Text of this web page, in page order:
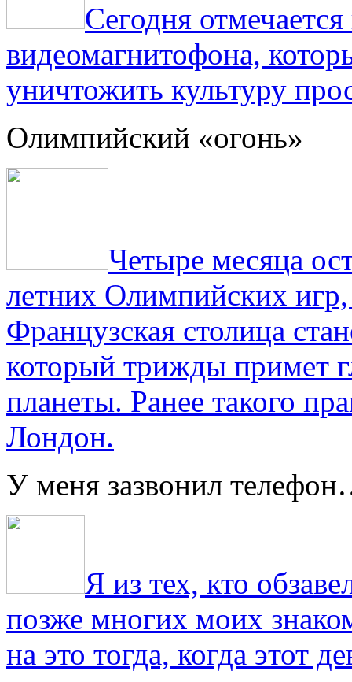
Сегодня
видеомагнитофона,
уничтожить культуру
Олимпийский «огонь»
Четыре месяца
летних Олимпийских
Французская столица
который трижды примет
планеты. Ранее такого
Лондон.
У меня зазвонил
Я из тех, кто
позже многих моих
на это тогда, когда этот